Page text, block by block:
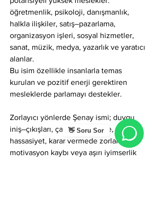
👋 Soru Sor
öğretmenlik, psikoloji, danışmanlık,
halkla ilişkiler, satış–pazarlama,
organizasyon işleri, sosyal hizmetler,
sanat, müzik, medya, yazarlık ve yaratıcı
alanlar.
Bu isim özellikle insanlarla temas
kurulan ve pozitif enerji gerektiren
mesleklerde parlamayı destekler.
Zorlayıcı yönlerde Şenay ismi; duygu
iniş–çıkışları, çabuk etkilenme, aşırı
hassasiyet, karar vermede zorlanma,
motivasyon kaybı veya aşırı iyimserlik